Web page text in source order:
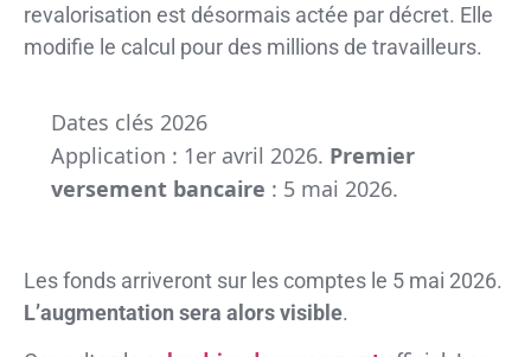
revalorisation est désormais actée par décret. Elle
modifie le calcul pour des millions de travailleurs.
Dates clés 2026
Application : 1er avril 2026. Premier
versement bancaire : 5 mai 2026.
Les fonds arriveront sur les comptes le 5 mai 2026.
L’augmentation sera alors visible.